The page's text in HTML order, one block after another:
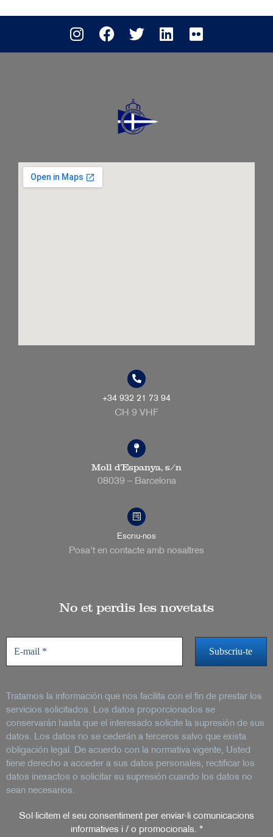
+34 932 21 73 94
CH 9 VHF
Moll d’Espanya, s/n
08039 – Barcelona
Escriu-nos
Posa't en contacte amb nosaltres
No et perdis les novetats
Tratamos la información que nos facilita con el fin de prestar los
servicios solicitados. Los datos proporcionados se
conservarán hasta que el interesado solicite la supresión de sus
datos. Los datos no se cederán a terceros salvo que exista
obligación legal. De acuerdo con la normativa vigente, Usted
tiene derecho a acceder a sus datos personales, rectificar los
datos inexactos o solicitar su supresión cuando los datos no
sean necesarios.
Sol·licitem el seu consentiment per enviar-li comunicacions
informatives i / o promocionals. *